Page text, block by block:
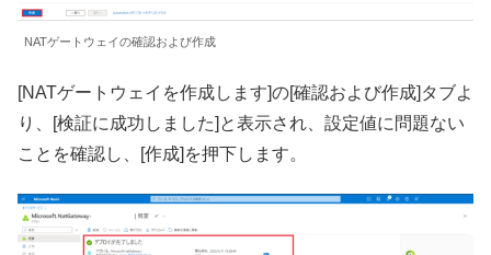
NATゲートウェイの確認および作成
[NATゲートウェイを作成します]の[確認および作成]タブよ
り、[検証に成功しました]と表示され、設定値に問題ない
ことを確認し、[作成]を押下します。